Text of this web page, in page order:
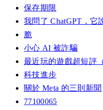
保存期限
我問了 ChatGPT，
脆
小心 AI 被詐騙
最近玩的遊戲超短評
科技進步
關於 Meta 的三則新聞
77100065